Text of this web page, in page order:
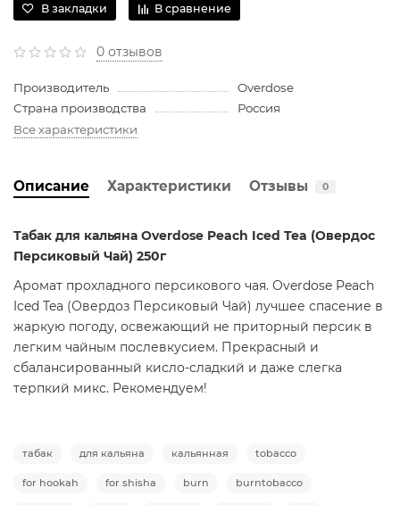
В закладки В сравнение
0 отзывов
Производитель
Overdose
Страна производства
Россия
Все характеристики
Описание Характеристики Отзывы 0
Табак для кальяна Overdose Peach Iced Tea (Овердос
Персиковый Чай) 250г
Аромат прохладного персикового чая. Overdose Peach
Iced Tea (Овердоз Персиковый Чай) лучшее спасение в
жаркую погоду, освежающий не приторный персик в
легким чайным послевкусием. Прекрасный и
сбалансированный кисло-сладкий и даже слегка
терпкий микс. Рекомендуем!
табак для кальяна кальянная tobacco
for hookah for shisha burn burntobacco